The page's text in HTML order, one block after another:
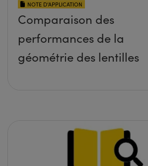
NOTE D’APPLICATION
Comparaison des
performances de la
géométrie des lentilles